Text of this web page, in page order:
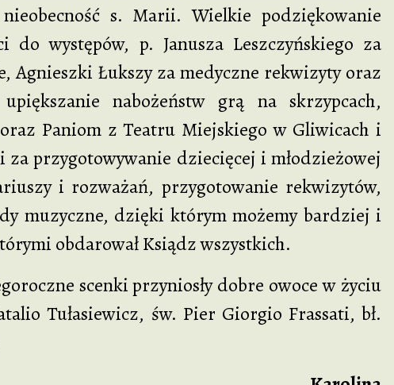
s. Marii. Wielkie podziękowanie
występów, p. Janusza Leszczyńskiego za
Agnieszki Łukszy za medyczne rekwizyty oraz
nabożeństw grą na skrzypcach,
Paniom z Teatru Miejskiego w Gliwicach i
przygotowywanie dziecięcej i młodzieżowej
i rozważań, przygotowanie rekwizytów,
muzyczne, dzięki którym możemy bardziej i
obdarował Ksiądz wszystkich.
scenki przyniosły dobre owoce w życiu
Tułasiewicz, św. Pier Giorgio Frassati, bł.